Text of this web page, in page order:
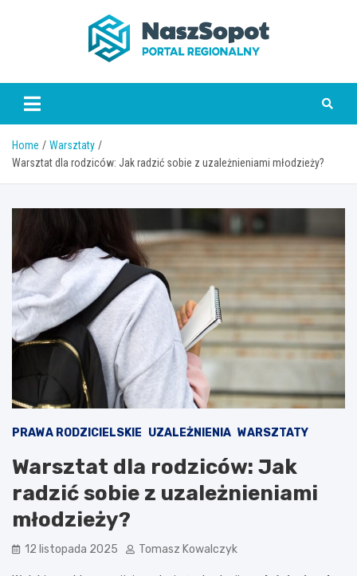
www.naszsopot.pl
Home
Warsztaty
Warsztat dla rodziców: Jak radzić sobie z uzależnieniami młodzieży?
PRAWA RODZICIELSKIE UZALEŻNIENIA WARSZTATY
Warsztat dla rodziców: Jak
radzić sobie z uzależnieniami
młodzieży?
12 listopada 2025 Tomasz Kowalczyk